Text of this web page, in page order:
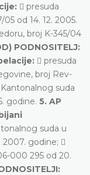
 presuda
od 14. 12. 2005.
broj K-345/04
PODNOSITELJ:
 presuda
broj Rev-
suda
godine. 5. AP
suda u
godine; 
000 295 od 20.